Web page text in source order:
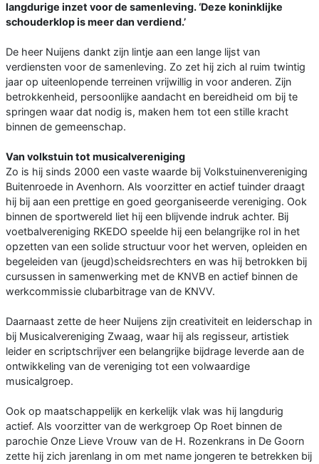
langdurige inzet voor de samenleving. ‘Deze koninklijke
schouderklop is meer dan verdiend.’
De heer Nuijens dankt zijn lintje aan een lange lijst van
verdiensten voor de samenleving. Zo zet hij zich al ruim twintig
jaar op uiteenlopende terreinen vrijwillig in voor anderen. Zijn
betrokkenheid, persoonlijke aandacht en bereidheid om bij te
springen waar dat nodig is, maken hem tot een stille kracht
binnen de gemeenschap.
Van volkstuin tot musicalvereniging
Zo is hij sinds 2000 een vaste waarde bij Volkstuinenvereniging
Buitenroede in Avenhorn. Als voorzitter en actief tuinder draagt
hij bij aan een prettige en goed georganiseerde vereniging. Ook
binnen de sportwereld liet hij een blijvende indruk achter. Bij
voetbalvereniging RKEDO speelde hij een belangrijke rol in het
opzetten van een solide structuur voor het werven, opleiden en
begeleiden van (jeugd)scheidsrechters en was hij betrokken bij
cursussen in samenwerking met de KNVB en actief binnen de
werkcommissie clubarbitrage van de KNVV.
Daarnaast zette de heer Nuijens zijn creativiteit en leiderschap in
bij Musicalvereniging Zwaag, waar hij als regisseur, artistiek
leider en scriptschrijver een belangrijke bijdrage leverde aan de
ontwikkeling van de vereniging tot een volwaardige
musicalgroep.
Ook op maatschappelijk en kerkelijk vlak was hij langdurig
actief. Als voorzitter van de werkgroep Op Roet binnen de
parochie Onze Lieve Vrouw van de H. Rozenkrans in De Goorn
zette hij zich jarenlang in om met name jongeren te betrekken bij